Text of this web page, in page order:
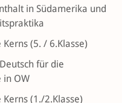
in Südamerika und
(5. / 6.Klasse)
für die
in OW
(1./2.Klasse)